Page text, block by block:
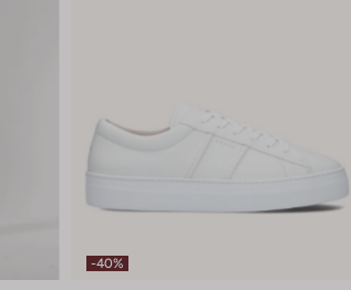
-40%